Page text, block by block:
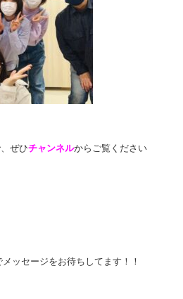
ぜひチャンネルからご覧ください
メッセージをお待ちしてます！！